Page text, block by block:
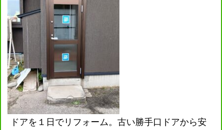
ドアを１日でリフォーム。古い勝手口ドアから安